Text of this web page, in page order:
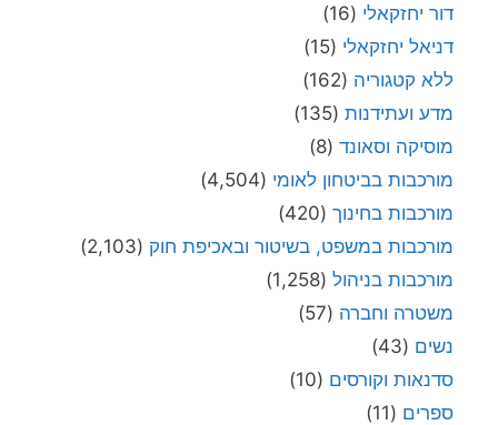
דור יחזקאלי (16)
דניאל יחזקאלי (15)
ללא קטגוריה (162)
מדע ועתידנות (135)
מוסיקה וסאונד (8)
מורכבות בביטחון לאומי (4,504)
מורכבות בחינוך (420)
מורכבות במשפט, בשיטור ובאכיפת חוק (2,103)
מורכבות בניהול (1,258)
משטרה וחברה (57)
נשים (43)
סדנאות וקורסים (10)
ספרים (11)